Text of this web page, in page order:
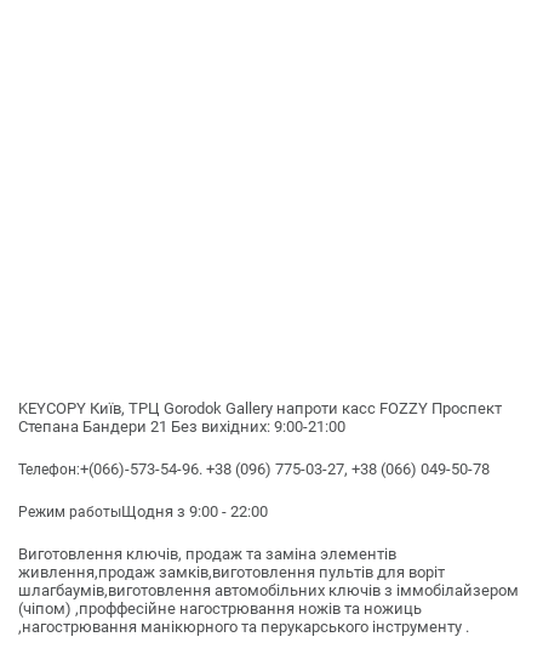
KEYCOPY Київ, ТРЦ Gorodok Gallery напроти касс FOZZY Проспект
Степана Бандери 21 Без вихідних: 9:00-21:00
Телефон:+(066)-573-54-96. +38 (096) 775-03-27, +38 (066) 049-50-78
Режим работыЩодня з 9:00 - 22:00
Виготовлення ключів, продаж та заміна элементів
живлення,продаж замків,виготовлення пультів для воріт
шлагбаумів,виготовлення автомобільних ключів з іммобілайзером
(чіпом) ,проффесійне нагострювання ножів та ножиць
,нагострювання манікюрного та перукарського інструменту .